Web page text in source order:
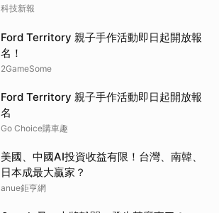
科技新報
Ford Territory 親子手作活動即日起開放報
名！
2GameSome
Ford Territory 親子手作活動即日起開放報
名
Go Choice購車趣
美國、中國AI投資收益有限！台灣、南韓、
日本成最大贏家？
anue鉅亨網